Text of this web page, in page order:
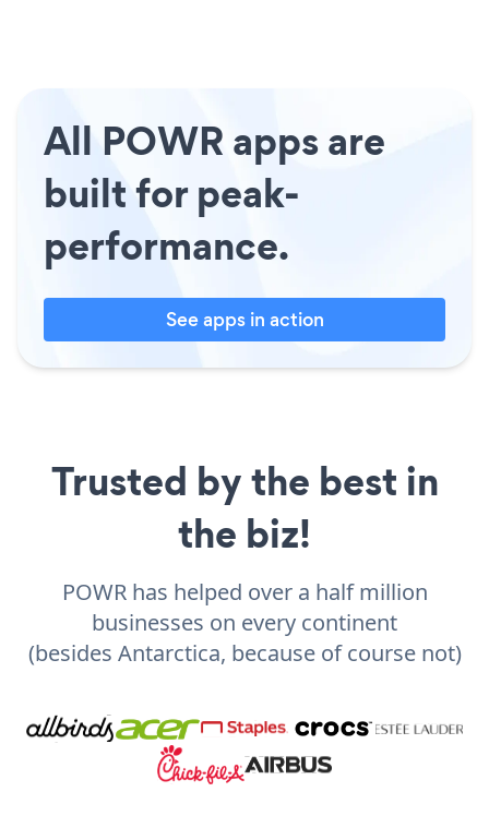
All POWR apps are
built for peak-
performance.
See apps in action
Trusted by the best in
the biz!
POWR has helped over a half million
businesses on every continent
(besides Antarctica, because of course not)